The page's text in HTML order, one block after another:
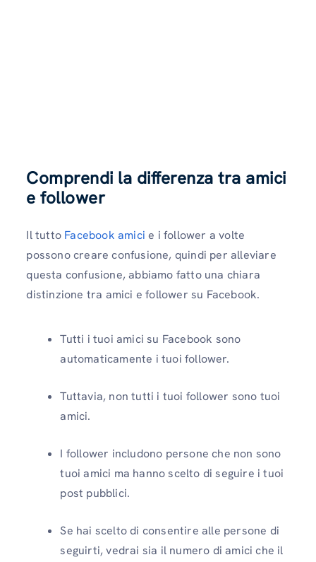
Comprendi la differenza tra amici
e follower
Il tutto Facebook amici e i follower a volte
possono creare confusione, quindi per alleviare
questa confusione, abbiamo fatto una chiara
distinzione tra amici e follower su Facebook.
Tutti i tuoi amici su Facebook sono
automaticamente i tuoi follower.
Tuttavia, non tutti i tuoi follower sono tuoi
amici.
I follower includono persone che non sono
tuoi amici ma hanno scelto di seguire i tuoi
post pubblici.
Se hai scelto di consentire alle persone di
seguirti, vedrai sia il numero di amici che il